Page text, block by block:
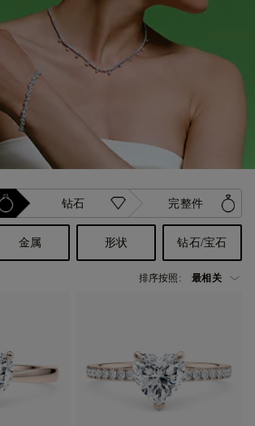
钻石 完整件
金属 形状 钻石/宝石
排序按照: